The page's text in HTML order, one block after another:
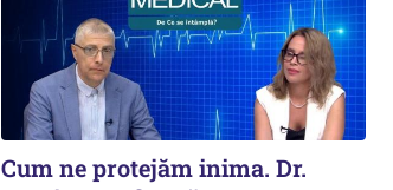
Cum ne protejăm inima. Dr.